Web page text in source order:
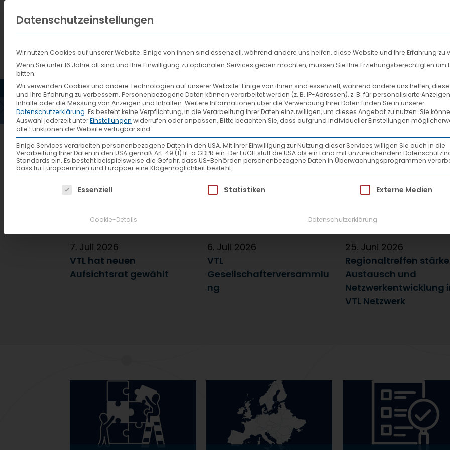
HOME AKTUELLES VTL DIENSTLEISTUNGEN SYSTEMPARTNER
AKTUELLES
868_6_Erfasste-Sendungen-pro-Tag
7. Juli 2026
VTL hat neuen
Aufsichtsrat gewählt
6. Juli 2026
VTL
Gesellschafterversammlu
ng
25. Juni 2026
Regionaltreffen
Austausch und
Netzwerkentwicklung
VTL Netzwerk
Datenschutzeinstellungen
Wir nutzen Cookies auf unserer Website. Einige von ihnen sind essenziell, während andere uns helfen, diese Website und Ihre Erfahrung zu
Wenn Sie unter 16 Jahre alt sind und Ihre Einwilligung zu optionalen Services geben möchten, müssen Sie Ihre Erziehungsberechtigten um
bitten.
Wir verwenden Cookies und andere Technologien auf unserer Website. Einige von ihnen sind essenziell, während andere uns helfen,
und Ihre Erfahrung zu verbessern. Personenbezogene Daten können verarbeitet werden (z. B. IP-Adressen), z. B. für personalisierte
Inhalte oder die Messung von Anzeigen und Inhalten. Weitere Informationen über die Verwendung Ihrer Daten finden Sie in unserer
Datenschutzerklärung. Es besteht keine Verpflichtung, in die Verarbeitung Ihrer Daten einzuwilligen, um dieses Angebot zu nutzen. Sie
Auswahl jederzeit unterEinstellungen widerrufen oder anpassen. Bitte beachten Sie, dass aufgrund individueller Einstellungen
alle Funktionen der Website verfügbar sind.
Einige Services verarbeiten personenbezogene Daten in den USA. Mit Ihrer Einwilligung zur Nutzung dieser Services willigen Sie auch in die
Verarbeitung Ihrer Daten in den USA gemäß Art. 49 (1) lit. a GDPR ein. Der EuGH stuft die USA als ein Land mit unzureichendem Datenschutz
Standards ein. Es besteht beispielsweise die Gefahr, dass US-Behörden personenbezogene Daten in Überwachungsprogrammen
dass für Europäerinnen und Europäer eine Klagemöglichkeit besteht.
Es folgt eine Liste der Service-Gruppen, für die eine Einwilligung erteilt werden
Essenziell Statistiken Externe Medien
Cookie-Details Datenschutzerklärung